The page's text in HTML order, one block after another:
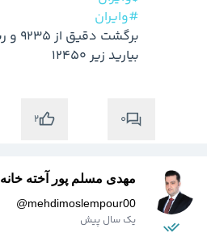
#وایران
بیارید زیر 12450
0
2
مهدی مسلم پور آخته خانه
@mehdimoslempour00
یک سال پیش